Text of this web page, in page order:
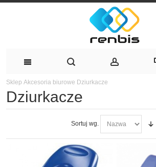
Sklep Akcesoria biurowe Dziurkacze
Dziurkacze
Sortuj wg.